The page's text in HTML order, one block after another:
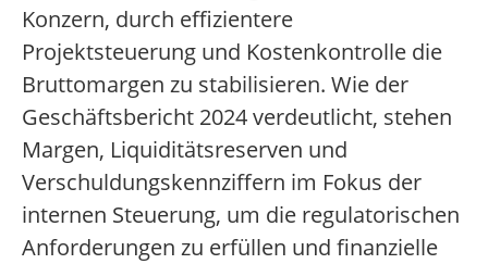
Konzern, durch effizientere
Projektsteuerung und Kostenkontrolle die
Bruttomargen zu stabilisieren. Wie der
Geschäftsbericht 2024 verdeutlicht, stehen
Margen, Liquiditätsreserven und
Verschuldungskennziffern im Fokus der
internen Steuerung, um die regulatorischen
Anforderungen zu erfüllen und finanzielle